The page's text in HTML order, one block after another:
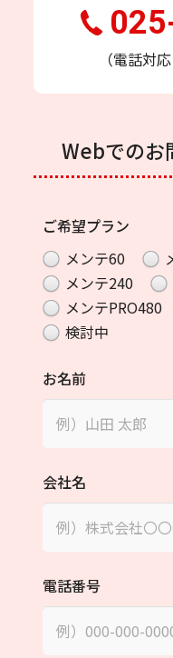
（電話対
Webでのお
ご希望プラン
メンテ60
メンテ240
メンテPRO480
検討中
お名前
会社名
電話番号